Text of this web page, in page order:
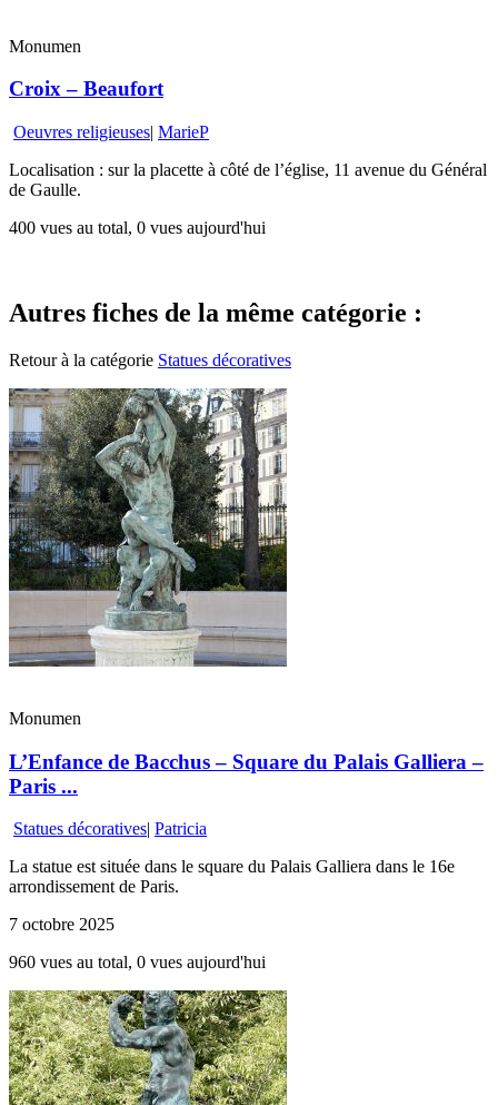
Monumen
Croix – Beaufort
Oeuvres religieuses| MarieP
Localisation : sur la placette à côté de l’église, 11 avenue du Général
de Gaulle.
400 vues au total, 0 vues aujourd'hui
Autres fiches de la même catégorie :
Retour à la catégorie Statues décoratives
Monumen
L’Enfance de Bacchus – Square du Palais Galliera –
Paris ...
Statues décoratives| Patricia
La statue est située dans le square du Palais Galliera dans le 16e
arrondissement de Paris.
7 octobre 2025
960 vues au total, 0 vues aujourd'hui